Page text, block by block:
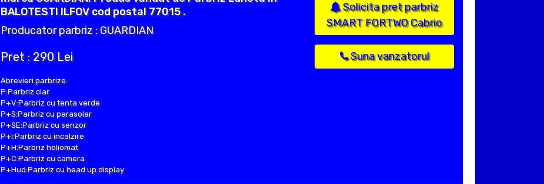
BALOTESTI ILFOV cod postal 77015 .
Producator parbriz : GUARDIAN
Pret : 290 Lei
Abrevieri parbrize:
P:Parbriz clar
P+V:Parbriz cu tenta verde
P+S:Parbriz cu parasolar
P+SE:Parbriz cu senzor
P+I:Parbriz cu incalzire
P+H:Parbriz heliomat
P+C:Parbriz cu camera
P+Hud:Parbriz cu head up display
Solicita pret parbriz
SMART FORTWO Cabrio
Suna vanzatorul